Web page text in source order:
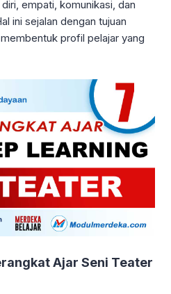
empati, komunikasi, dan
ini sejalan dengan tujuan
profil pelajar yang
Ajar Seni Teater